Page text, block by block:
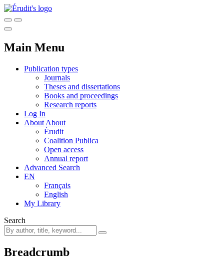
Main Menu
Publication types
Journals
Theses and dissertations
Books and proceedings
Research reports
Log In
About About
Érudit
Coalition Publica
Open access
Annual report
Advanced Search
EN
Français
English
My Library
Search
Breadcrumb